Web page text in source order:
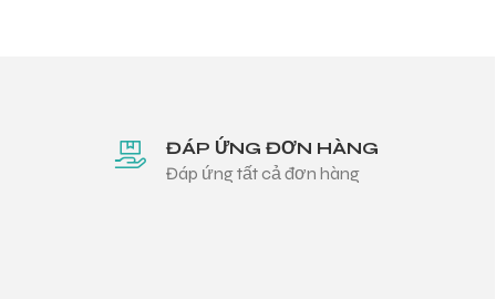
ĐÁP ỨNG ĐƠN HÀNG
Đáp ứng tất cả đơn hàng